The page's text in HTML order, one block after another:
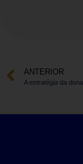
ANTERIOR